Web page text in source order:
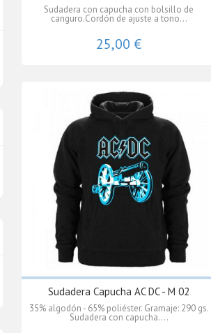
Sudadera con capucha con bolsillo de
canguro.Cordón de ajuste a tono...
25,00 €
Sudadera Capucha AC DC - M 02
35% algodón - 65% poliéster. Gramaje: 290 gs.
Sudadera con capucha....